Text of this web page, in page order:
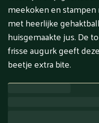
meekoken en
met heerlijke
huisgemaakte jus. De
frisse augurk geeft
beetje extra bite.